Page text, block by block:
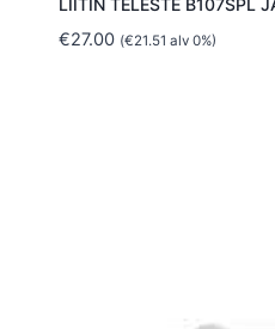
LIITIN TELESTE B107SPL
€27.00 (€21.51 alv 0%)